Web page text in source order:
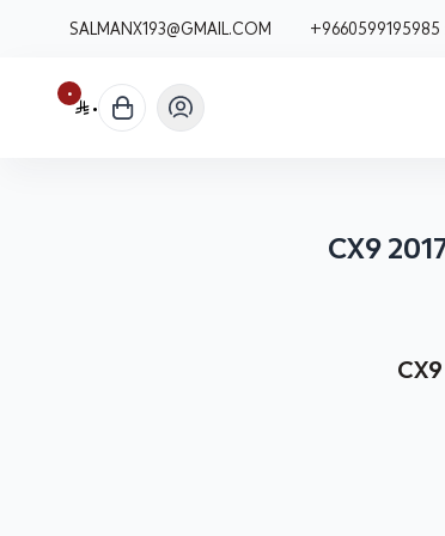
+9660599195985
SALMANX193@GMAIL.COM
٠ ٠